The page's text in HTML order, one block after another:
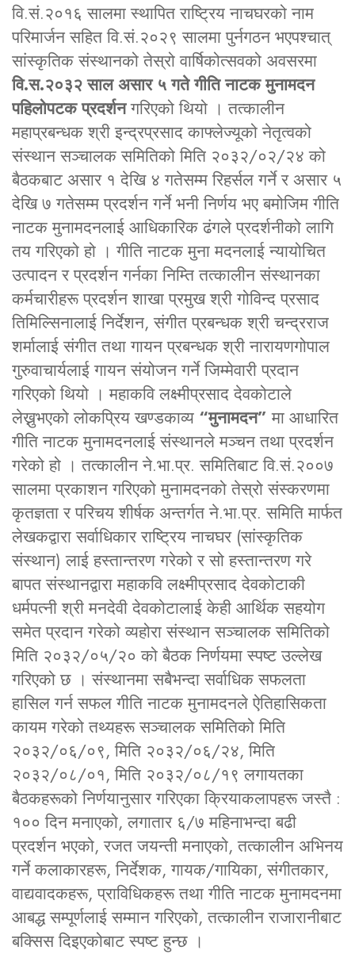
वि.सं.२०१६ सालमा स्थापित राष्ट्रिय नाचघरको नाम
परिमार्जन सहित वि.सं.२०२९ सालमा पुर्नगठन भएपश्चात्
सांस्कृतिक संस्थानको तेस्रो वार्षिकोत्सवको अवसरमा
वि.स.२०३२ साल असार ५ गते गीति नाटक मुनामदन
पहिलोपटक प्रदर्शनगरिएको थियो । तत्कालीन
महाप्रबन्धक श्री इन्द्रप्रसाद काफ्लेज्यूको नेतृत्वको
संस्थान सञ्चालक समितिको मिति २०३२/०२/२४ को
बैठकबाट असार १ देखि ४ गतेसम्म रिहर्सल गर्ने र असार ५
देखि ७ गतेसम्म प्रदर्शन गर्ने भनी निर्णय भए बमोजिम गीति
नाटक मुनामदनलाई आधिकारिक ढंगले प्रदर्शनीको लागि
तय गरिएको हो । गीति नाटक मुना मदनलाई न्यायोचित
उत्पादन र प्रदर्शन गर्नका निम्ति तत्कालीन संस्थानका
कर्मचारीहरू प्रदर्शन शाखा प्रमुख श्री गोविन्द प्रसाद
तिमिल्सिनालाई निर्देशन, संगीत प्रबन्धक श्री चन्द्रराज
शर्मालाई संगीत तथा गायन प्रबन्धक श्री नारायणगोपाल
गुरुवाचार्यलाई गायन संयोजन गर्ने जिम्मेवारी प्रदान
गरिएको थियो । महाकवि लक्ष्मीप्रसाद देवकोटाले
लेख्नुभएको लोकप्रिय खण्डकाव्य “मुनामदन”मा आधारित
गीति नाटक मुनामदनलाई संस्थानले मञ्चन तथा प्रदर्शन
गरेको हो । तत्कालीन ने.भा.प्र. समितिबाट वि.सं.२००७
सालमा प्रकाशन गरिएको मुनामदनको तेस्रो संस्करणमा
कृतज्ञता र परिचय शीर्षक अन्तर्गत ने.भा.प्र. समिति मार्फत
लेखकद्वारा सर्वाधिकार राष्ट्रिय नाचघर (सांस्कृतिक
संस्थान) लाई हस्तान्तरण गरेको र सो हस्तान्तरण गरे
बापत संस्थानद्वारा महाकवि लक्ष्मीप्रसाद देवकोटाकी
धर्मपत्नी श्री मनदेवी देवकोटालाई केही आर्थिक सहयोग
समेत प्रदान गरेको व्यहोरा संस्थान सञ्चालक समितिको
मिति २०३२/०५/२० को बैठक निर्णयमा स्पष्ट उल्लेख
गरिएको छ । संस्थानमा सबैभन्दा सर्वाधिक सफलता
हासिल गर्न सफल गीति नाटक मुनामदनले ऐतिहासिकता
कायम गरेको तथ्यहरू सञ्चालक समितिको मिति
२०३२/०६/०९, मिति २०३२/०६/२४, मिति
२०३२/०८/०१, मिति २०३२/०८/१९ लगायतका
बैठकहरूको निर्णयानुसार गरिएका क्रियाकलापहरू जस्तै :
१०० दिन मनाएको, लगातार ६/७ महिनाभन्दा बढी
प्रदर्शन भएको, रजत जयन्ती मनाएको, तत्कालीन अभिनय
गर्ने कलाकारहरू, निर्देशक, गायक/गायिका, संगीतकार,
वाद्यवादकहरू, प्राविधिकहरू तथा गीति नाटक मुनामदनमा
आबद्ध सम्पूर्णलाई सम्मान गरिएको, तत्कालीन राजारानीबाट
बक्सिस दिइएकोबाट स्पष्ट हुन्छ ।